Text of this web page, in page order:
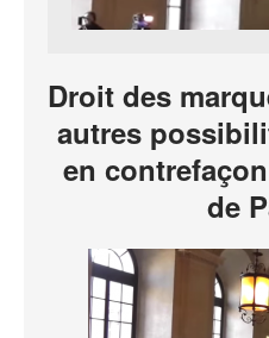
Droit des
autres
en
de